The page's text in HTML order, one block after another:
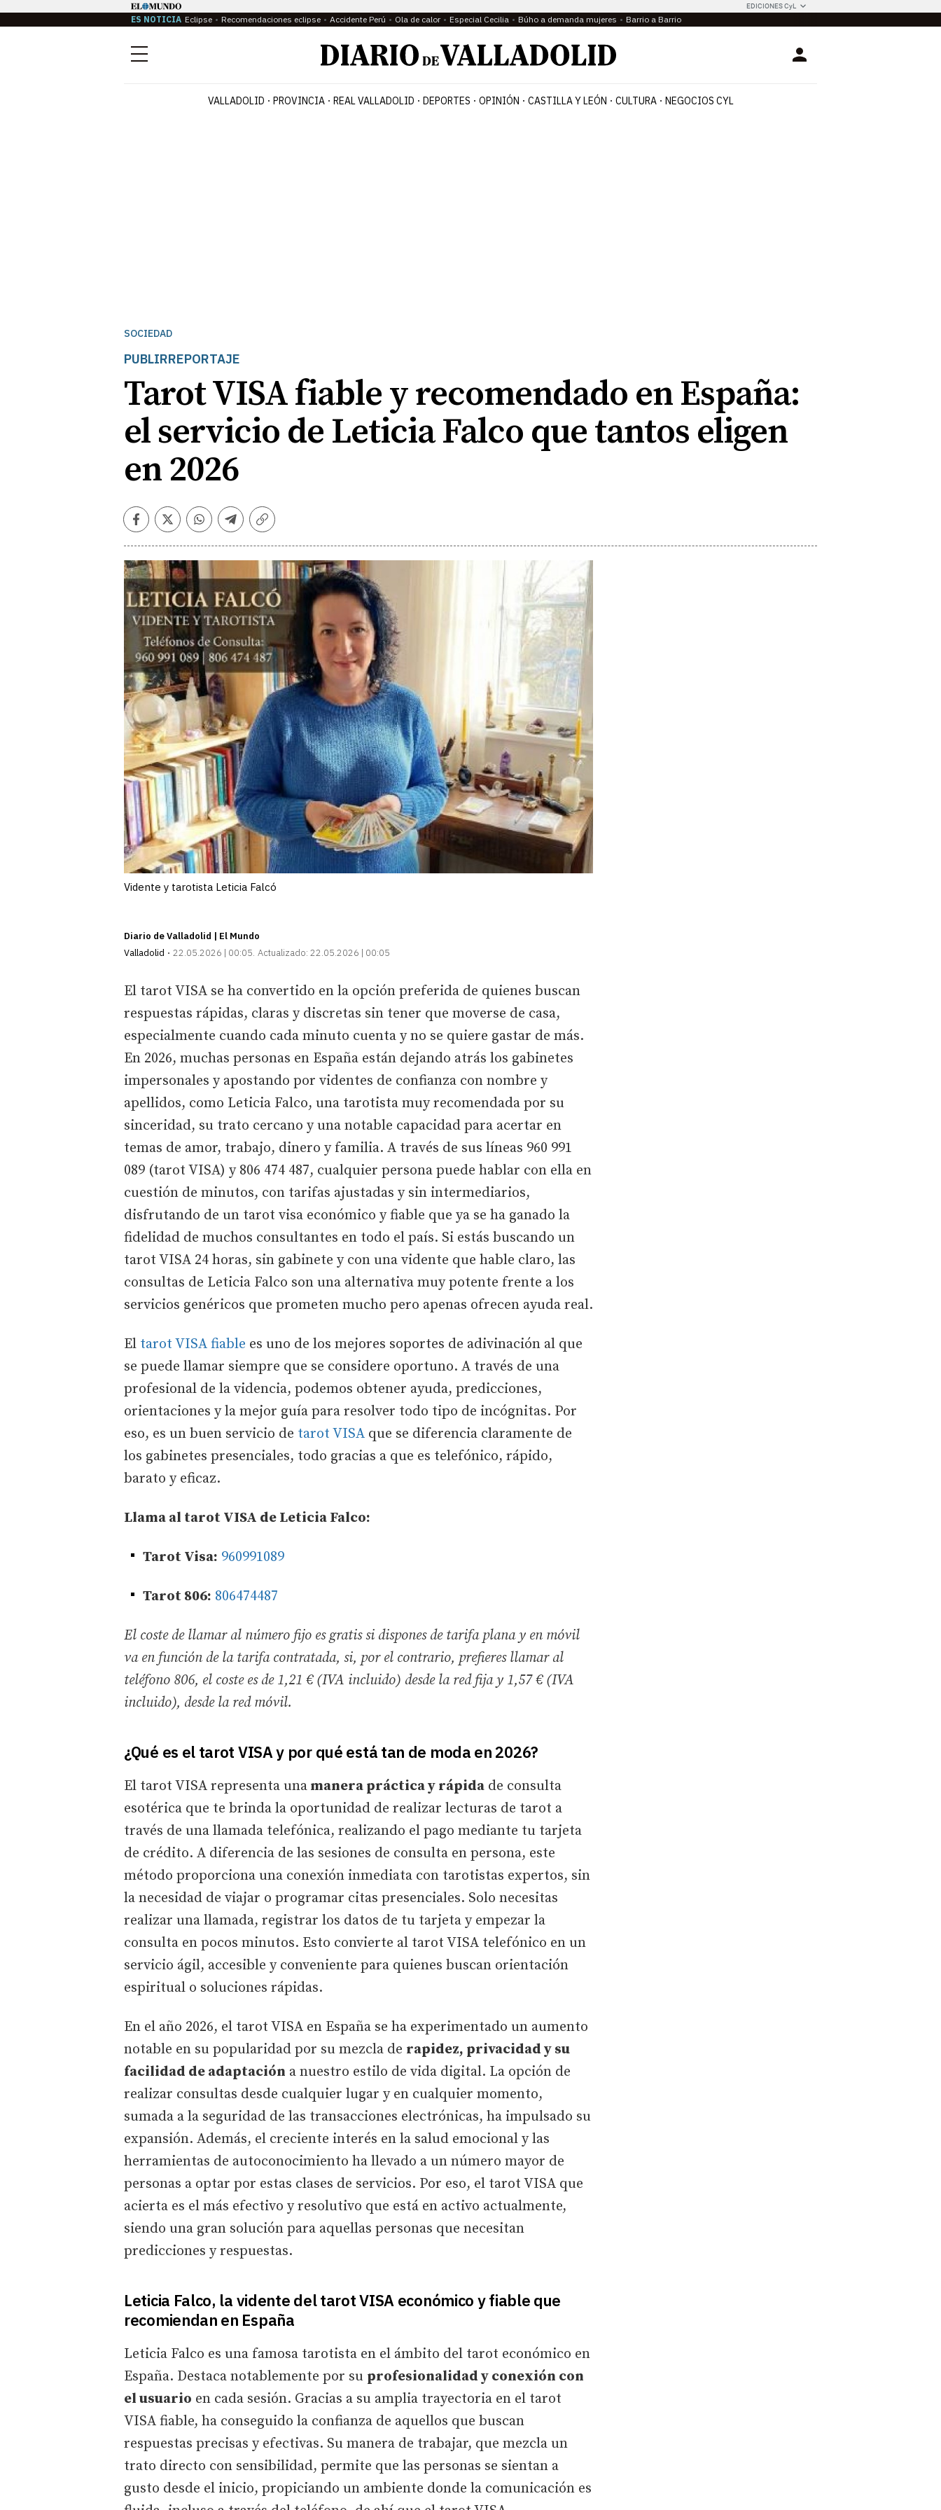
EDICIONES CyL
ES NOTICIA Eclipse Recomendaciones eclipse Accidente Perú Ola de calor Especial Cecilia Búho a demanda mujeres Barrio a Barrio
Menú Login
VALLADOLID PROVINCIA REAL VALLADOLID DEPORTES OPINIÓN CASTILLA Y LEÓN CULTURA NEGOCIOS CYL
SOCIEDAD
PUBLIRREPORTAJE
Tarot VISA fiable y recomendado en España:
el servicio de Leticia Falco que tantos eligen
en 2026
Facebook
TwitterWhatsapp
Telegram
Copiar
Vidente y tarotista Leticia Falcó
Diario de Valladolid | El Mundo
Valladolid
22.05.2026 | 00:05 Actualizado: 22.05.2026 | 00:05
El tarot VISA se ha convertido en la opción preferida de quienes buscan
respuestas rápidas, claras y discretas sin tener que moverse de casa,
especialmente cuando cada minuto cuenta y no se quiere gastar de más.
En 2026, muchas personas en España están dejando atrás los gabinetes
impersonales y apostando por videntes de confianza con nombre y
apellidos, como Leticia Falco, una tarotista muy recomendada por su
sinceridad, su trato cercano y una notable capacidad para acertar en
temas de amor, trabajo, dinero y familia. A través de sus líneas 960 991
089 (tarot VISA) y 806 474 487, cualquier persona puede hablar con ella en
cuestión de minutos, con tarifas ajustadas y sin intermediarios,
disfrutando de un tarot visa económico y fiable que ya se ha ganado la
fidelidad de muchos consultantes en todo el país. Si estás buscando un
tarot VISA 24 horas, sin gabinete y con una vidente que hable claro, las
consultas de Leticia Falco son una alternativa muy potente frente a los
servicios genéricos que prometen mucho pero apenas ofrecen ayuda real.
El tarot VISA fiable es uno de los mejores soportes de adivinación al que
se puede llamar siempre que se considere oportuno. A través de una
profesional de la videncia, podemos obtener ayuda, predicciones,
orientaciones y la mejor guía para resolver todo tipo de incógnitas. Por
eso, es un buen servicio de tarot VISA que se diferencia claramente de
los gabinetes presenciales, todo gracias a que es telefónico, rápido,
barato y eficaz.
Llama al tarot VISA de Leticia Falco:
Tarot Visa: 960991089
Tarot 806: 806474487
El coste de llamar al número fijo es gratis si dispones de tarifa plana y en móvil
va en función de la tarifa contratada, si, por el contrario, prefieres llamar al
teléfono 806, el coste es de 1,21 € (IVA incluido) desde la red fija y 1,57 € (IVA
incluido), desde la red móvil.
¿Qué es el tarot VISA y por qué está tan de moda en 2026?
El tarot VISA representa una manera práctica y rápida de consulta
esotérica que te brinda la oportunidad de realizar lecturas de tarot a
través de una llamada telefónica, realizando el pago mediante tu tarjeta
de crédito. A diferencia de las sesiones de consulta en persona, este
método proporciona una conexión inmediata con tarotistas expertos, sin
la necesidad de viajar o programar citas presenciales. Solo necesitas
realizar una llamada, registrar los datos de tu tarjeta y empezar la
consulta en pocos minutos. Esto convierte al tarot VISA telefónico en un
servicio ágil, accesible y conveniente para quienes buscan orientación
espiritual o soluciones rápidas.
En el año 2026, el tarot VISA en España se ha experimentado un aumento
notable en su popularidad por su mezcla de rapidez, privacidad y su
facilidad de adaptación a nuestro estilo de vida digital. La opción de
realizar consultas desde cualquier lugar y en cualquier momento,
sumada a la seguridad de las transacciones electrónicas, ha impulsado su
expansión. Además, el creciente interés en la salud emocional y las
herramientas de autoconocimiento ha llevado a un número mayor de
personas a optar por estas clases de servicios. Por eso, el tarot VISA que
acierta es el más efectivo y resolutivo que está en activo actualmente,
siendo una gran solución para aquellas personas que necesitan
predicciones y respuestas.
Leticia Falco, la vidente del tarot VISA económico y fiable que
recomiendan en España
Leticia Falco es una famosa tarotista en el ámbito del tarot económico en
España. Destaca notablemente por su profesionalidad y conexión con
el usuario en cada sesión. Gracias a su amplia trayectoria en el tarot
VISA fiable, ha conseguido la confianza de aquellos que buscan
respuestas precisas y efectivas. Su manera de trabajar, que mezcla un
trato directo con sensibilidad, permite que las personas se sientan a
gusto desde el inicio, propiciando un ambiente donde la comunicación es